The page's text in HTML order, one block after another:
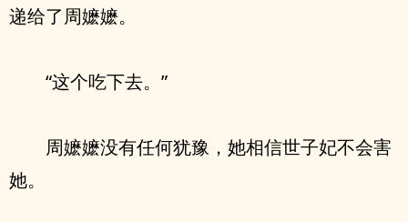
递给了周嬷嬷。
“这个吃下去。”
周嬷嬷没有任何犹豫，她相信世子妃不会害
她。